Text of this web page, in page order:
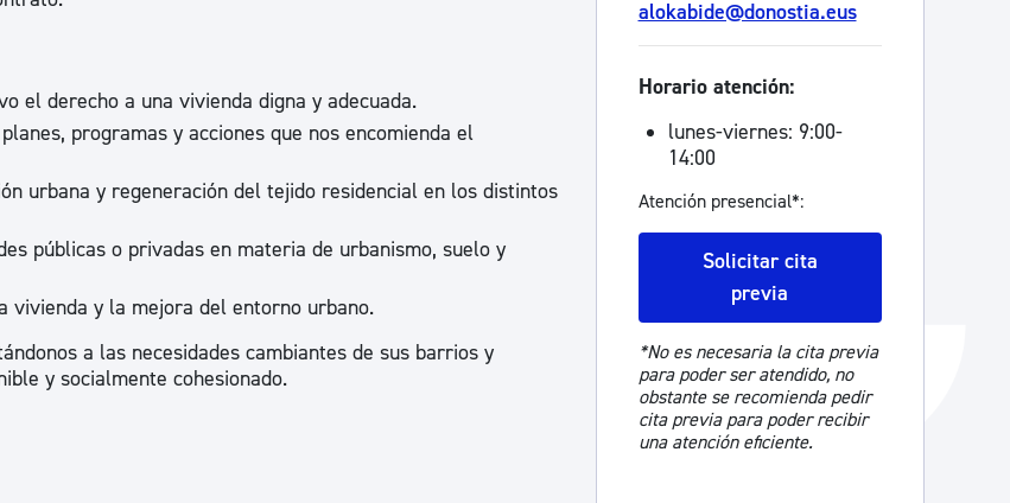
Portal de transparencia
Catálogo de trámites
Ayuda a la tramitación
el derecho a una vivienda digna y adecuada.
programas y acciones que nos encomienda el
urbana y regeneración del tejido residencial en los distintos
públicas o privadas en materia de urbanismo, suelo y
vivienda y la mejora del entorno urbano.
a las necesidades cambiantes de sus barrios y
y socialmente cohesionado.
alokabide@donostia.eus
Horario atención:
lunes-viernes: 9:00-
14:00
Atención presencial*:
Solicitar cita
previa
*No es necesaria la cita previa
para poder ser atendido, no
obstante se recomienda pedir
cita previa para poder recibir
una atención eficiente.